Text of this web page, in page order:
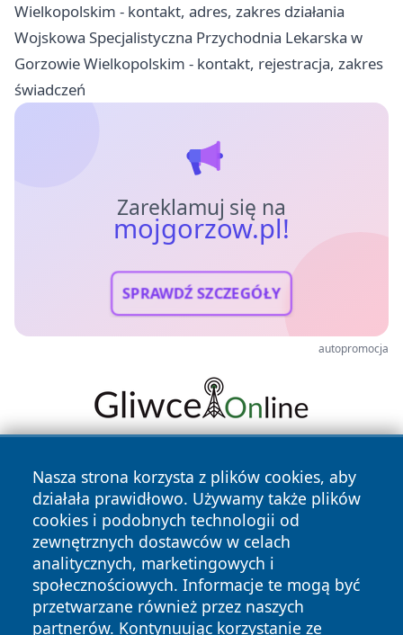
Wielkopolskim - kontakt, adres, zakres działania
Wojskowa Specjalistyczna Przychodnia Lekarska w
Gorzowie Wielkopolskim - kontakt, rejestracja, zakres
świadczeń
Zareklamuj się na
mojgorzow.pl!
SPRAWDŹ SZCZEGÓŁY
autopromocja
Nasza strona korzysta z plików cookies, aby
działała prawidłowo. Używamy także plików
cookies i podobnych technologii od
zewnętrznych dostawców w celach
analitycznych, marketingowych i
społecznościowych. Informacje te mogą być
przetwarzane również przez naszych
partnerów. Kontynuując korzystanie ze
Copyright © 2026 mojgorzow.pl Wszystkie prawa zastrzeżone.
Polityka Polityka